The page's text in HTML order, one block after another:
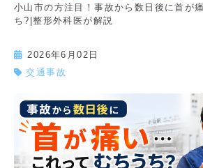
小山市の方注目！事故から数日後に首が
ち?|整形外科医が解説
2026年6月02日
交通事故